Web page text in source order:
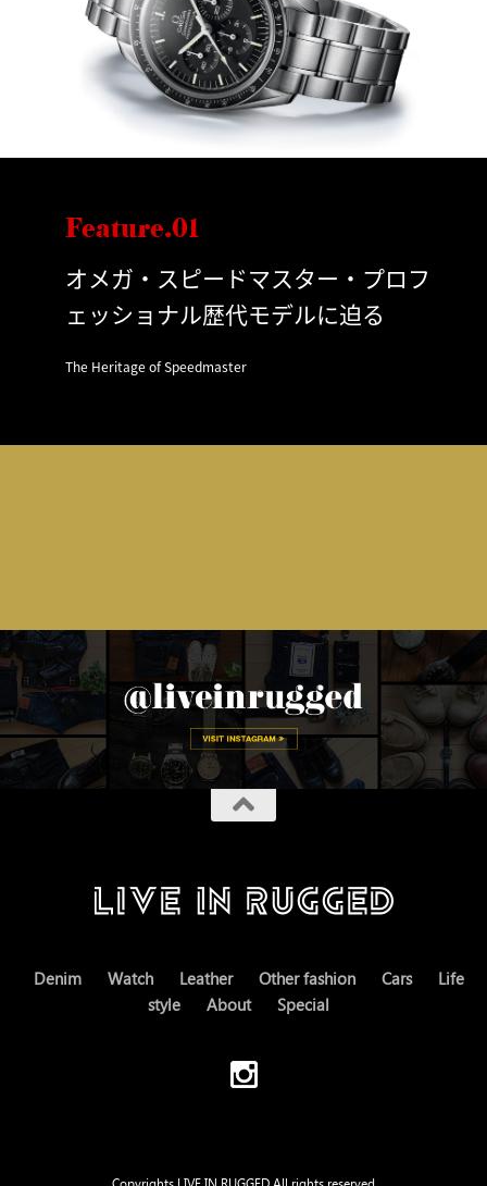
Feature.01
オメガ・スピードマスター・プロフ
ェッショナル歴代モデルに迫る
The Heritage of Speedmaster
Denim Watch Leather Other fashion Cars
Life
style
About Special